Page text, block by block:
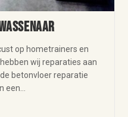
op hometrainers en
wij reparaties aan
betonvloer reparatie
een…